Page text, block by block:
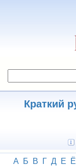
Краткий
А Б В Г Д Е Ё